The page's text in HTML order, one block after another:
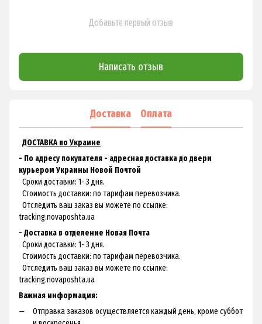
Добавьте первый отзыв
Написать отзыв
Доставка Оплата
ДОСТАВКА по Украине
- По адресу покупателя - адресная доставка до двери
курьером Украины Новой Почтой
Сроки доставки: 1- 3 дня.
Стоимость доставки: по тарифам перевозчика.
Отследить ваш заказ вы можете по ссылке:
tracking.novaposhta.ua
- Доставка в отделение Новая Почта
Сроки доставки: 1- 3 дня.
Стоимость доставки: по тарифам перевозчика.
Отследить ваш заказ вы можете по ссылке:
tracking.novaposhta.ua
Важная информация:
Отправка заказов осуществляется каждый день, кроме суббот